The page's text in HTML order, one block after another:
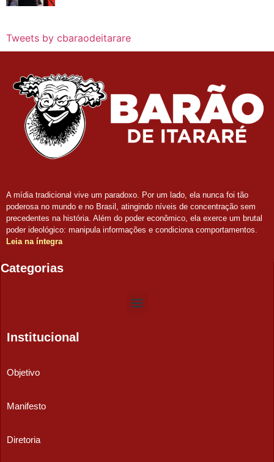
Tweets by cbaraodeitarare
A mídia tradicional vive um paradoxo. Por um lado, ela nunca foi tão
poderosa no mundo e no Brasil, atingindo níveis de concentração sem
precedentes na história. Além do poder econômico, ela exerce um brutal
poder ideológico: manipula informações e condiciona comportamentos.
Leia na íntegra
Categorias
Institucional
Objetivo
Manifesto
Diretoria